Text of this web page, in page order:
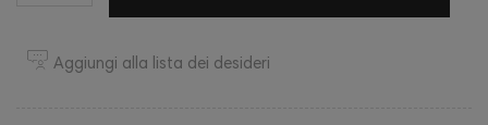
Aggiungi alla lista dei desideri